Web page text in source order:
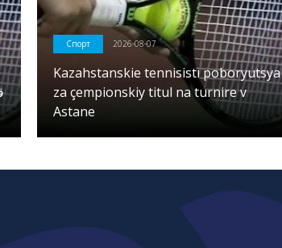
Спорт 2026-08-07
Kazahstanskie tennisistı poboryutsya
za çempionskiy titul na turnire v
Astane